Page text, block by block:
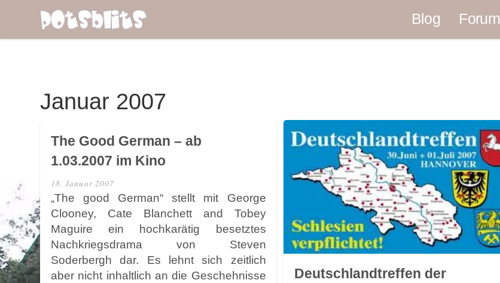
Blog Forum
Januar 2007
The Good German – ab
1.03.2007 im Kino
18. Januar 2007
„The good German“ stellt mit George
Clooney, Cate Blanchett and Tobey
Maguire ein hochkarätig besetztes
Nachkriegsdrama von Steven
Soderbergh dar. Es lehnt sich zeitlich
aber nicht inhaltlich an die Geschehnisse
Deutschlandtreffen der